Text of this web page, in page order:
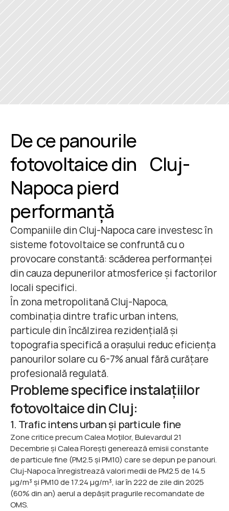
De ce panourile
fotovoltaice din    Cluj-
Napoca pierd
performanță
Companiile din Cluj-Napoca care investesc în
sisteme fotovoltaice se confruntă cu o
provocare constantă: scăderea performanței
din cauza depunerilor atmosferice și factorilor
locali specifici.
În zona metropolitană Cluj-Napoca,
combinația dintre trafic urban intens,
particule din încălzirea rezidențială și
topografia specifică a orașului reduc eficiența
panourilor solare cu 6-7% anual fără curățare
profesională regulată.
Probleme specifice instalațiilor
fotovoltaice din Cluj:
1. Trafic intens urban și particule fine
Zone critice precum Calea Moților, Bulevardul 21
Decembrie și Calea Florești generează emisii constante
de particule fine (PM2.5 și PM10) care se depun pe panouri.
Cluj-Napoca înregistrează valori medii de PM2.5 de 14.5
μg/m³ și PM10 de 17.24 μg/m³, iar în 222 de zile din 2025
(60% din an) aerul a depășit pragurile recomandate de
OMS.